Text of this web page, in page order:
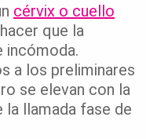
cérvix o cuello
que la
incómoda.
a los preliminares
se elevan con la
la llamada fase de